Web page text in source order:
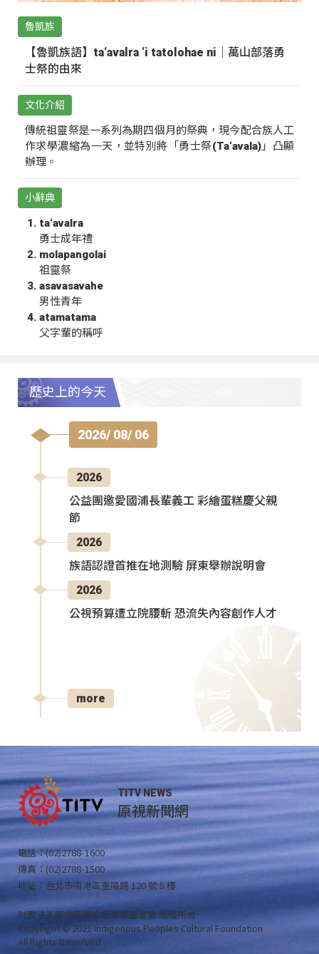
魯凱族
【魯凱族語】ta‘avalra ‘i tatolohae ni｜萬山部落勇
士祭的由來
文化介紹
傳統祖靈祭是一系列為期四個月的祭典，現今配合族人工
作求學濃縮為一天，並特別將「勇士祭(Ta‘avala)」凸顯
辦理。
小辭典
ta‘avalra
勇士成年禮
molapangolai
祖靈祭
asavasavahe
男性青年
atamatama
父字輩的稱呼
歷史上的今天
2026/ 08/ 06
2026
公益團邀愛國浦長輩義工 彩繪蛋糕慶父親
節
2026
族語認證首推在地測驗 屏東舉辦說明會
2026
公視預算遭立院腰斬 恐流失內容創作人才
more
TITV NEWS
原視新聞網
電話：(02)2788-1600
傳真：(02)2788-1500
地址：台北市南港區重陽路 120 號 5 樓
財團法人原住民族文化事業基金會 版權所有
Copyright © 2021 Indigenous Peoples Cultural Foundation
All Rights Reserved .